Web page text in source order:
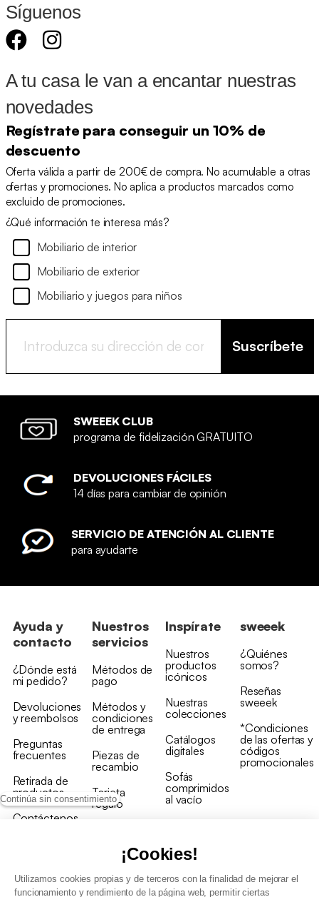
Continúa sin consentimiento
¡Cookies!
Utilizamos cookies propias y de terceros con la finalidad de mejorar el
funcionamiento y rendimiento de la página web, permitir ciertas
Síguenos
A tu casa le van a encantar nuestras
novedades
Regístrate para conseguir un 10% de
descuento
Oferta válida a partir de 200€ de compra. No acumulable a otras
ofertas y promociones. No aplica a productos marcados como
excluido de promociones.
¿Qué información te interesa más?
Mobiliario de interior
Mobiliario de exterior
Mobiliario y juegos para niños
Suscríbete
SWEEEK CLUB
programa de fidelización GRATUITO
DEVOLUCIONES FÁCILES
14 días para cambiar de opinión
SERVICIO DE ATENCIÓN AL CLIENTE
para ayudarte
Ayuda y
contacto
¿Dónde está
mi pedido?
Devoluciones
y reembolsos
Preguntas
frecuentes
Retirada de
productos
Contáctenos
Nuestros
servicios
Métodos de
pago
Métodos y
condiciones
de entrega
Piezas de
recambio
Tarjeta
regalo
Inspírate
Nuestros
productos
icónicos
Nuestras
colecciones
Catálogos
digitales
Sofás
comprimidos
al vacío
sweeek
¿Quiénes
somos?
Reseñas
sweeek
*Condiciones
de las ofertas y
códigos
promocionales